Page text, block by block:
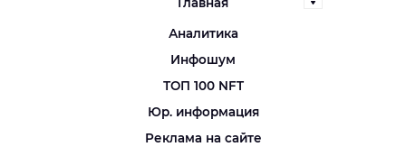
Аналитика
Инфошум
ТОП 100 NFT
Юр. информация
Реклама на сайте